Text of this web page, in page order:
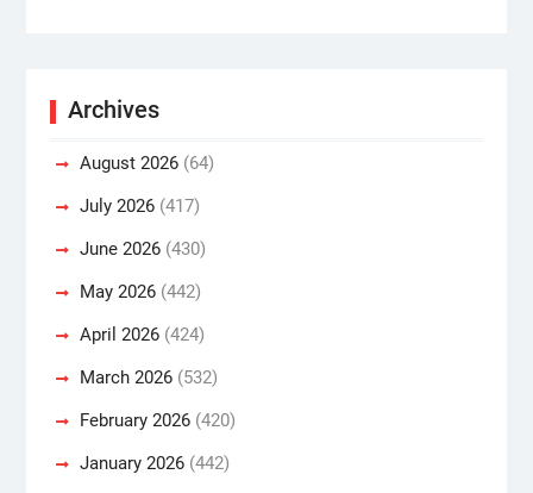
Archives
August 2026(64)
July 2026(417)
June 2026(430)
May 2026(442)
April 2026(424)
March 2026(532)
February 2026(420)
January 2026(442)